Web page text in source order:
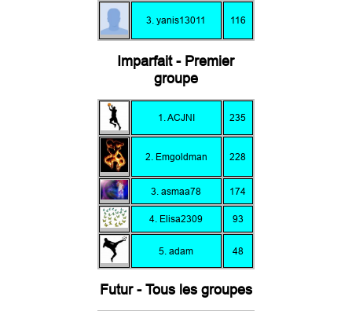
3. yanis13011 116
Imparfait - Premier
groupe
1. ACJNI 235
2. Emgoldman 228
3. asmaa78 174
4. Elisa2309 93
5. adam 48
Futur - Tous les groupes